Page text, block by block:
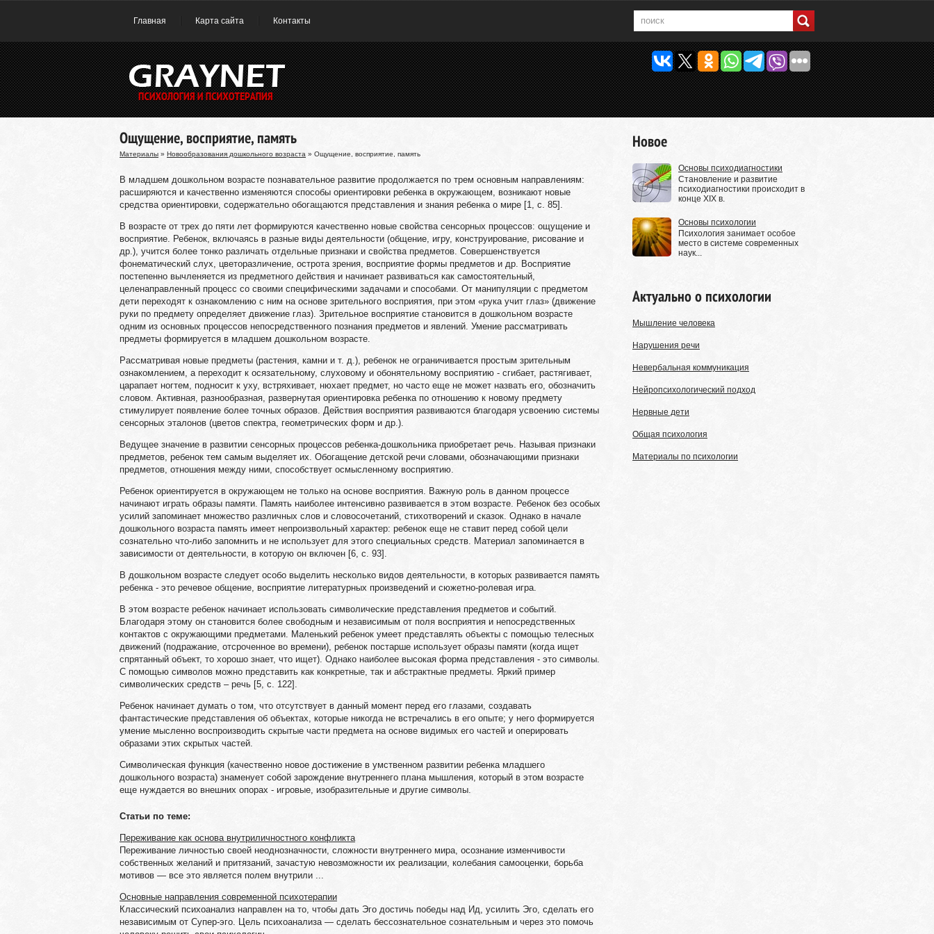
Главная Карта сайта Контакты
Новое
Основы психодиагностики
Становление и развитие
психодиагностики происходит в
конце XIX в.
Основы психологии
Психология занимает особое
место в системе современных
наук...
Актуально о психологии
Мышление человека
Нарушения речи
Невербальная коммуникация
Нейропсихологический подход
Нервные дети
Общая психология
Материалы по психологии
Ощущение, восприятие, память
Материалы » Новообразования дошкольного возраста » Ощущение, восприятие, память
В младшем дошкольном возрасте познавательное развитие продолжается по трем основным направлениям:
расширяются и качественно изменяются способы ориентировки ребенка в окружающем, возникают новые
средства ориентировки, содержательно обогащаются представления и знания ребенка о мире [1, с. 85].
В возрасте от трех до пяти лет формируются качественно новые свойства сенсорных процессов: ощущение и
восприятие. Ребенок, включаясь в разные виды деятельности (общение, игру, конструирование, рисование и
др.), учится более тонко различать отдельные признаки и свойства предметов. Совершенствуется
фонематический слух, цветоразличение, острота зрения, восприятие формы предметов и др. Восприятие
постепенно вычленяется из предметного действия и начинает развиваться как самостоятельный,
целенаправленный процесс со своими специфическими задачами и способами. От манипуляции с предметом
дети переходят к ознакомлению с ним на основе зрительного восприятия, при этом «рука учит глаз» (движение
руки по предмету определяет движение глаз). Зрительное восприятие становится в дошкольном возрасте
одним из основных процессов непосредственного познания предметов и явлений. Умение рассматривать
предметы формируется в младшем дошкольном возрасте.
Рассматривая новые предметы (растения, камни и т. д.), ребенок не ограничивается простым зрительным
ознакомлением, а переходит к осязательному, слуховому и обонятельному восприятию - сгибает, растягивает,
царапает ногтем, подносит к уху, встряхивает, нюхает предмет, но часто еще не может назвать его, обозначить
словом. Активная, разнообразная, развернутая ориентировка ребенка по отношению к новому предмету
стимулирует появление более точных образов. Действия восприятия развиваются благодаря усвоению системы
сенсорных эталонов (цветов спектра, геометрических форм и др.).
Ведущее значение в развитии сенсорных процессов ребенка-дошкольника приобретает речь. Называя признаки
предметов, ребенок тем самым выделяет их. Обогащение детской речи словами, обозначающими признаки
предметов, отношения между ними, способствует осмысленному восприятию.
Ребенок ориентируется в окружающем не только на основе восприятия. Важную роль в данном процессе
начинают играть образы памяти. Память наиболее интенсивно развивается в этом возрасте. Ребенок без особых
усилий запоминает множество различных слов и словосочетаний, стихотворений и сказок. Однако в начале
дошкольного возраста память имеет непроизвольный характер: ребенок еще не ставит перед собой цели
сознательно что-либо запомнить и не использует для этого специальных средств. Материал запоминается в
зависимости от деятельности, в которую он включен [6, с. 93].
В дошкольном возрасте следует особо выделить несколько видов деятельности, в которых развивается память
ребенка - это речевое общение, восприятие литературных произведений и сюжетно-ролевая игра.
В этом возрасте ребенок начинает использовать символические представления предметов и событий.
Благодаря этому он становится более свободным и независимым от поля восприятия и непосредственных
контактов с окружающими предметами. Маленький ребенок умеет представлять объекты с помощью телесных
движений (подражание, отсроченное во времени), ребенок постарше использует образы памяти (когда ищет
спрятанный объект, то хорошо знает, что ищет). Однако наиболее высокая форма представления - это символы.
С помощью символов можно представить как конкретные, так и абстрактные предметы. Яркий пример
символических средств – речь [5, с. 122].
Ребенок начинает думать о том, что отсутствует в данный момент перед его глазами, создавать
фантастические представления об объектах, которые никогда не встречались в его опыте; у него формируется
умение мысленно воспроизводить скрытые части предмета на основе видимых его частей и оперировать
образами этих скрытых частей.
Символическая функция (качественно новое достижение в умственном развитии ребенка младшего
дошкольного возраста) знаменует собой зарождение внутреннего плана мышления, который в этом возрасте
еще нуждается во внешних опорах - игровые, изобразительные и другие символы.
Статьи по теме:
Переживание как основа внутриличностного конфликта
Переживание личностью своей неоднозначности, сложности внутреннего мира, осознание изменчивости
собственных желаний и притязаний, зачастую невозможности их реализации, колебания самооценки, борьба
мотивов — все это является полем внутрили ...
Основные направления современной психотерапии
Классический психоанализ направлен на то, чтобы дать Эго достичь победы над Ид, усилить Эго, сделать его
независимым от Супер-эго. Цель психоанализа — сделать бессознательное сознательным и через это помочь